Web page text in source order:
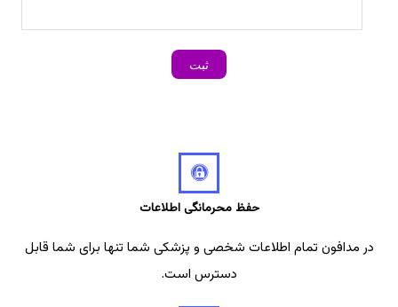
حفظ محرمانگی اطلاعات
در مدافون تمام اطلاعات شخصی و پزشکی شما تنها برای شما قابل
دسترس است.